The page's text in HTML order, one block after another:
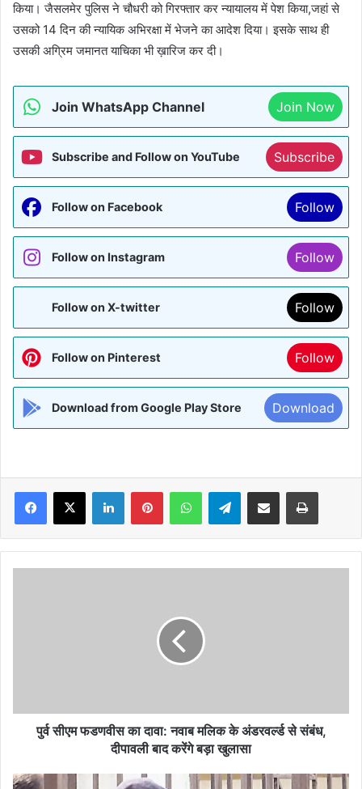
किया। जैसलमेर पुलिस ने चौधरी को गिरफ्तार कर न्यायालय में पेश किया,जहां से
उसको 14 दिन की न्यायिक अभिरक्षा में भेजने का आदेश दिया। इसके साथ ही
उसकी अग्रिम जमानत याचिका भी ख़ारिज कर दी।
Join WhatsApp Channel Join Now
Subscribe and Follow on YouTube Subscribe
Follow on Facebook Follow
Follow on Instagram Follow
Follow on X-twitter Follow
Follow on Pinterest Follow
Download from Google Play Store Download
Facebook
X LinkedInPinterestWhatsAppTelegramShare via Email Print
अंडरवर्ल्ड
बाद
पुर्व सीएम फडणवीस का दावा: नवाब मलिक के अंडरवर्ल्ड से संबंध,
दीपावली बाद करेंगे बड़ा खुलासा
बिहार: